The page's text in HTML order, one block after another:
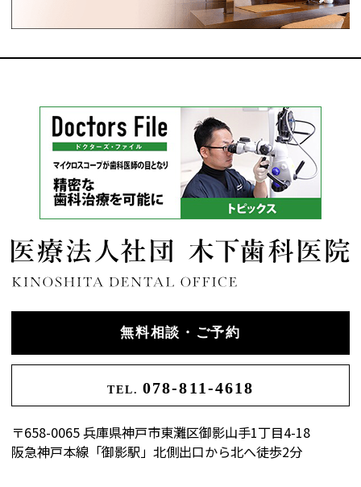
TEL. 078-811-4618
無料相談・ご予約
〒658-0065 兵庫県神戸市東灘区御影山手1丁目4-18
阪急神戸本線「御影駅」北側出口から北へ徒歩2分